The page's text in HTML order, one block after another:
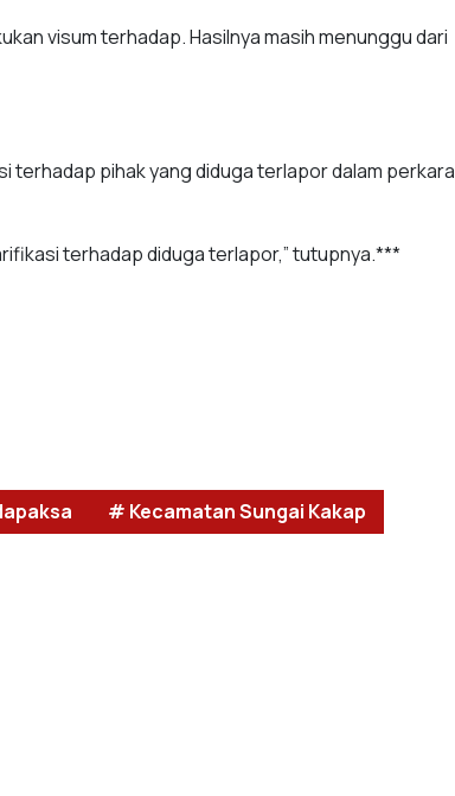
visum terhadap. Hasilnya masih menunggu dari
terhadap pihak yang diduga terlapor dalam perkara
terhadap diduga terlapor,” tutupnya.***
# Kecamatan Sungai Kakap